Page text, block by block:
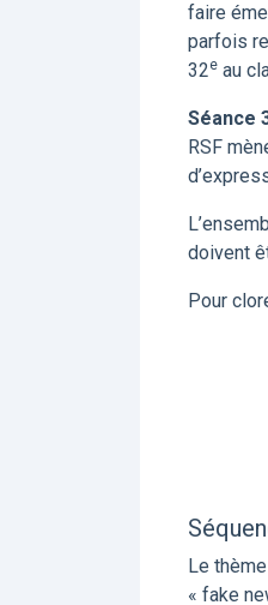
faire
parfois
32e au
Séance
RSF
doivent
Pour
Le
« fake